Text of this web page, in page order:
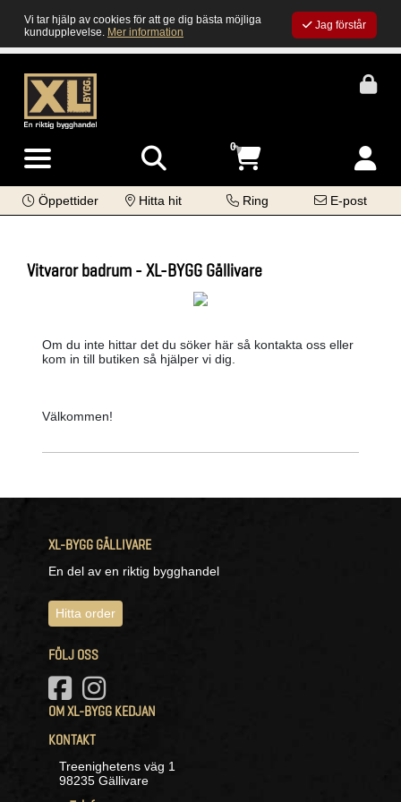
Vi tar hjälp av cookies för att ge dig bästa möjliga
kundupplevelse. Mer information
Jag förstår
0
Öppettider Hitta hit Ring E-post
Vitvaror badrum - XL-BYGG Gällivare
Om du inte hittar det du söker här så kontakta oss eller
kom in till butiken så hjälper vi dig.
Välkommen!
XL-BYGG GÄLLIVARE
En del av en riktig bygghandel
Hitta order
FÖLJ OSS
OM XL-BYGG KEDJAN
KONTAKT
Treenighetens väg 1
98235 Gällivare